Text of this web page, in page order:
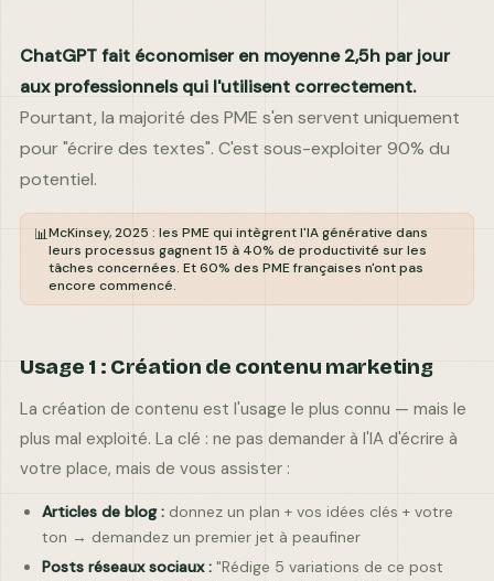
contact@comkuate.fr
+33 6 59 59 32 55
–
Réponse garantie · Données confidentielles
ChatGPT fait économiser en moyenne 2,5h par jour
aux professionnels qui l'utilisent correctement.
Pourtant, la majorité des PME s'en servent uniquement
pour "écrire des textes". C'est sous-exploiter 90% du
potentiel.
📊McKinsey, 2025 : les PME qui intègrent l'IA générative dans
leurs processus gagnent 15 à 40% de productivité sur les
tâches concernées. Et 60% des PME françaises n'ont pas
encore commencé.
Usage 1 : Création de contenu marketing
La création de contenu est l'usage le plus connu — mais le
plus mal exploité. La clé : ne pas demander à l'IA d'écrire à
votre place, mais de vous assister :
Articles de blog : donnez un plan + vos idées clés + votre
ton → demandez un premier jet à peaufiner
Posts réseaux sociaux : "Rédige 5 variations de ce post